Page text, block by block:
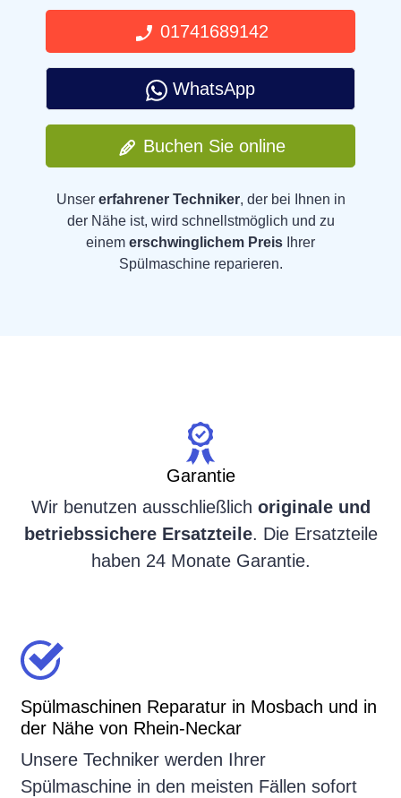
01741689142
WhatsApp
Buchen Sie online
Unser erfahrener Techniker, der bei Ihnen in
der Nähe ist, wird schnellstmöglich und zu
einem erschwinglichem Preis Ihrer
Spülmaschine reparieren.
Garantie
Wir benutzen ausschließlich originale und
betriebssichere Ersatzteile. Die Ersatzteile
haben 24 Monate Garantie.
Spülmaschinen Reparatur in Mosbach und in
der Nähe von Rhein-Neckar
Unsere Techniker werden Ihrer
Spülmaschine in den meisten Fällen sofort